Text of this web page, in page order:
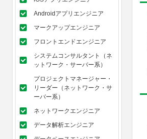
Androidアプリエンジニア
マークアップエンジニア
フロントエンドエンジニア
システムコンサルタント（ネ
ットワーク・サーバー系）
プロジェクトマネージャー・
リーダー（ネットワーク・サ
ーバー系）
ネットワークエンジニア
データ解析エンジニア